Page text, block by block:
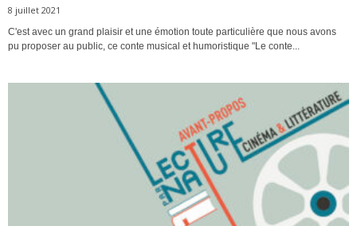
8 juillet 2021
C'est avec un grand plaisir et une émotion toute particulière que nous avons
pu proposer au public, ce conte musical et humoristique "Le conte...